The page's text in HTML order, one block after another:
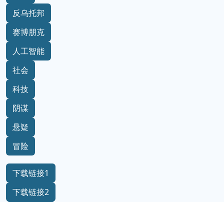
反乌托邦
赛博朋克
人工智能
社会
科技
阴谋
悬疑
冒险
下载链接1
下载链接2